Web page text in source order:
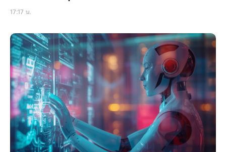
17:17 น.